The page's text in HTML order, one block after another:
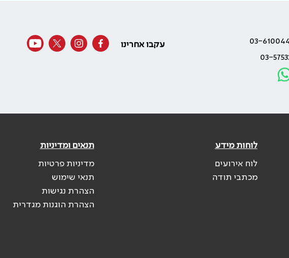
עקבו אחרינו
לוחות מידע
לוח אירועים
מכתבי תודה
תנאים ומדיניות
מדיניות פרטיות
תנאי שימוש
הצהרת נגישות
הצהרת הוגנות מגדרית